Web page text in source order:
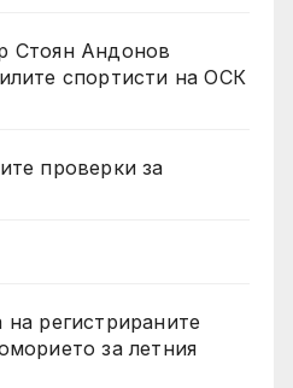
Стоян Андонов
спортисти на ОСК
проверки за
регистрираните
за летния